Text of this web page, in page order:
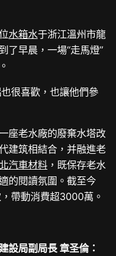
水箱水于浙江溫州市龍
了早晨，一場“走馬燈”
很喜歡，也讓他們參
座老水廠的廢棄水塔改
建筑相結合，并融進老
汽車材料 ，既保存老水
的閱讀氛圍。截至今
帶動消費超3000萬。
設局副局長章圣倫：